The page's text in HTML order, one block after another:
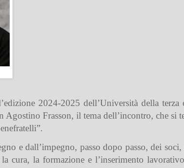
2024-2025 dell’Università della terza
Agostino Frasson, il tema dell’incontro, che si
e dall’impegno, passo dopo passo, dei soci,
cura, la formazione e l’inserimento